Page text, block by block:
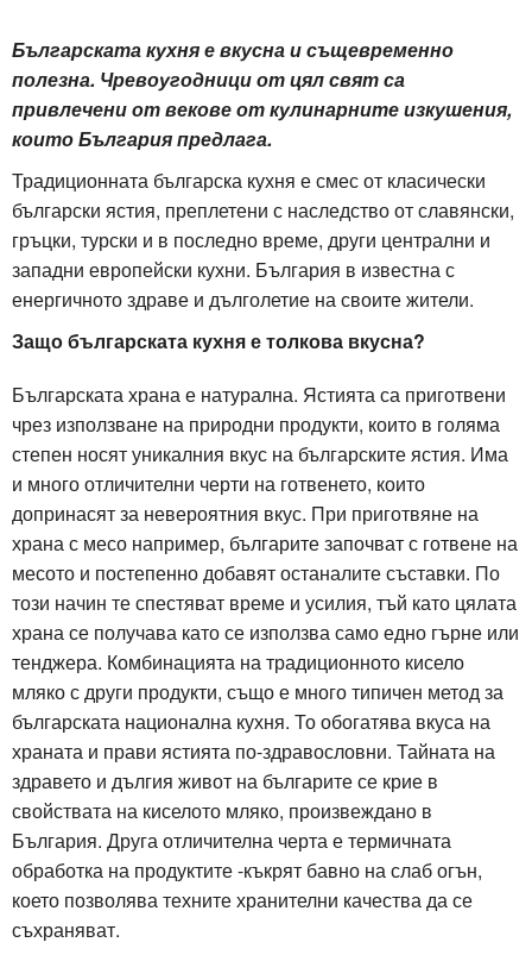
Българската кухня е вкусна и същевременно
полезна. Чревоугодници от цял ​​свят са
привлечени от векове от кулинарните изкушения,
които България предлага.
Традиционната българска кухня е смес от класически
български ястия, преплетени с наследство от славянски,
гръцки, турски и в последно време, други централни и
западни европейски кухни. България в известна с
енергичното здраве и дълголетие на своите жители.
Защо българската кухня е толкова вкусна?
Българската храна е натурална. Ястията са приготвени
чрез използване на природни продукти, които в голяма
степен носят уникалния вкус на българските ястия. Има
и много отличителни черти на готвенето, които
допринасят за невероятния вкус. При приготвяне на
храна с месо например, българите започват с готвене на
месото и постепенно добавят останалите съставки. По
този начин те спестяват време и усилия, тъй като цялата
храна се получава като се използва само едно гърне или
тенджера. Комбинацията на традиционното кисело
мляко с други продукти, също е много типичен метод за
българската национална кухня. То обогатява вкуса на
храната и прави ястията по-здравословни. Тайната на
здравето и дългия живот на българите се крие в
свойствата на киселото мляко, произвеждано в
България. Друга отличителна черта е термичната
обработка на продуктите -къкрят бавно на слаб огън,
което позволява техните хранителни качества да се
съхраняват.